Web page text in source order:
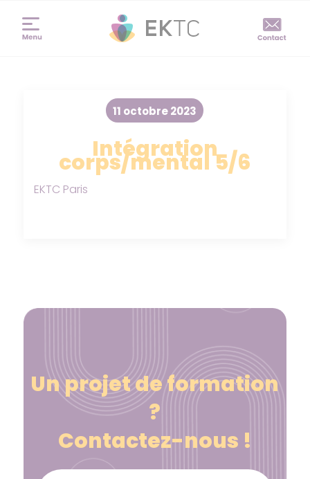
Intégration
corps/mental 5/6
11 octobre 2023
EKTC Paris
Un projet de formation
?
Contactez-nous !